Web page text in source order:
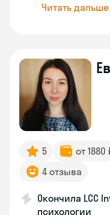
Читать дальше
5 от
4 отзыва
Окончила LCC
психологии